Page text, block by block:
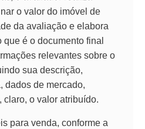
o valor do imóvel de
da avaliação e elabora
é o documento final
relevantes sobre o
sua descrição,
dados de mercado,
o valor atribuído.
para venda, conforme a